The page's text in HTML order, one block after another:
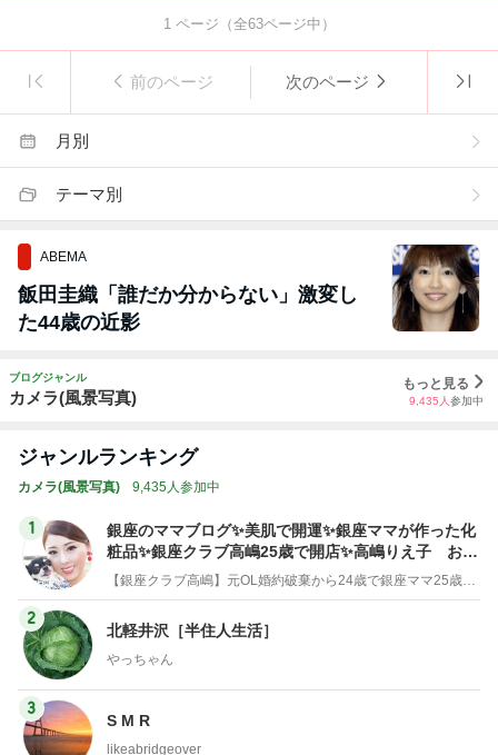
1 ページ（全63ページ中）
前のページ 次のページ
月別
テーマ別
ABEMA
飯田圭織「誰だか分からない」激変し
た44歳の近影
ブログジャンル
カメラ(風景写真)
もっと見る
9,435 人 参加中
ジャンルランキング
カメラ(風景写真) 9,435人参加中
1
銀座のママブログ✨美肌で開運✨銀座ママが作った化
粧品✨銀座クラブ高嶋25歳で開店✨高嶋りえ子 お着
物でエルメス バーキン コーデ
2
北軽井沢［半住人生活］
やっちゃん
3
S M R
likeabridgeover